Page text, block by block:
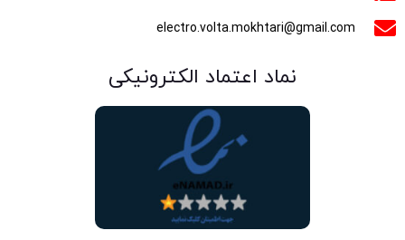
electro.volta.mokhtari@gmail.com
نماد اعتماد الکترونیکی